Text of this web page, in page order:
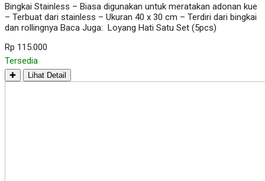
Bingkai Stainless – Biasa digunakan untuk meratakan adonan kue
– Terbuat dari stainless – Ukuran 40 x 30 cm – Terdiri dari bingkai
dan rollingnya Baca Juga: Loyang Hati Satu Set (5pcs)
Rp 115.000
Tersedia
✚ Lihat Detail